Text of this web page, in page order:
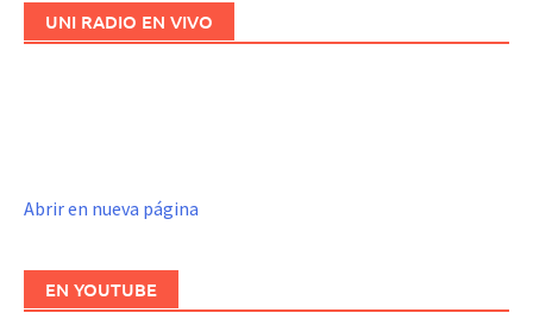
UNI RADIO EN VIVO
Abrir en nueva página
EN YOUTUBE